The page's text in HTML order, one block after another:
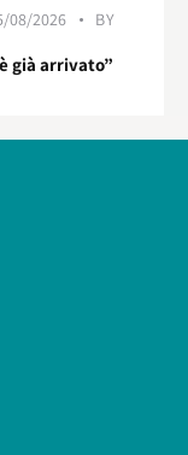
08/2026
BY
già arrivato”